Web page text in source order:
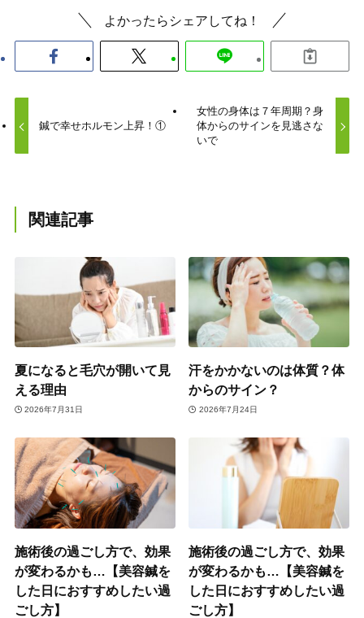
よかったらシェアしてね！
鍼で幸せホルモン上昇！①
女性の身体は７年周期？身
体からのサインを見逃さな
いで
関連記事
夏になると毛穴が開いて見
える理由
2026年7月31日
汗をかかないのは体質？体
からのサイン？
2026年7月24日
施術後の過ごし方で、効果
が変わるかも…【美容鍼を
した日におすすめしたい過
ごし方】
施術後の過ごし方で、効果
が変わるかも…【美容鍼を
した日におすすめしたい過
ごし方】